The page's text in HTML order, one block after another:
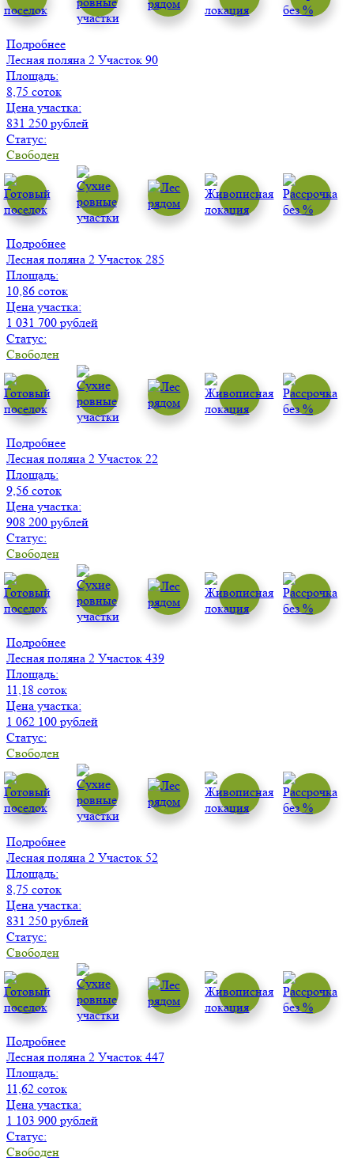
Подробнее
Лесная поляна 2 Участок 90
Площадь:
8,75 соток
Цена участка:
831 250 рублей
Статус:
Свободен
Подробнее
Лесная поляна 2 Участок 285
Площадь:
10,86 соток
Цена участка:
1 031 700 рублей
Статус:
Свободен
Подробнее
Лесная поляна 2 Участок 22
Площадь:
9,56 соток
Цена участка:
908 200 рублей
Статус:
Свободен
Подробнее
Лесная поляна 2 Участок 439
Площадь:
11,18 соток
Цена участка:
1 062 100 рублей
Статус:
Свободен
Подробнее
Лесная поляна 2 Участок 52
Площадь:
8,75 соток
Цена участка:
831 250 рублей
Статус:
Свободен
Подробнее
Лесная поляна 2 Участок 447
Площадь:
11,62 соток
Цена участка:
1 103 900 рублей
Статус:
Свободен